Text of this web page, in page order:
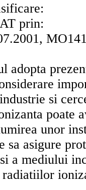
prin:
adopta
si
poate
unor
sa asigure
a mediului
radiatiilor